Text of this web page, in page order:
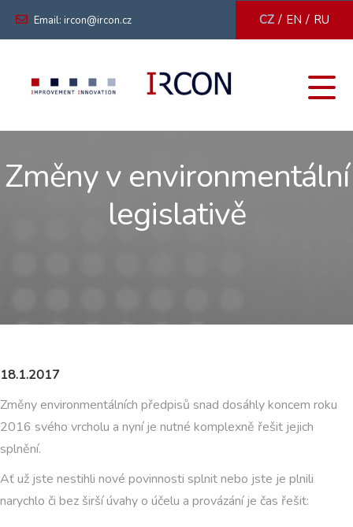
Email: ircon@ircon.cz CZ / EN / RU
Změny v environmentální
legislativě
18.1.2017
Změny environmentálních předpisů snad dosáhly koncem roku
2016 svého vrcholu a nyní je nutné komplexně řešit jejich
splnění.
Ať už jste nestihli nové povinnosti splnit nebo jste je plnili
narychlo či bez širší úvahy o účelu a provázání je čas řešit: